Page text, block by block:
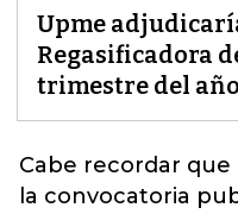
Upme
Regasificadora
trimestre del año
Cabe recordar
la convocatoria